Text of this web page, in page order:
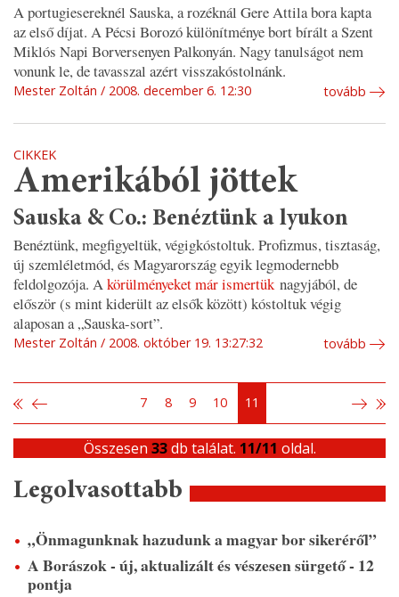
A portugiesereknél Sauska, a rozéknál Gere Attila bora kapta
az első díjat. A Pécsi Borozó különítménye bort bírált a Szent
Miklós Napi Borversenyen Palkonyán. Nagy tanulságot nem
vonunk le, de tavasszal azért visszakóstolnánk.
Mester Zoltán 2008. december 6. 12:30 tovább
CIKKEK
Amerikából jöttek
Sauska & Co.: Benéztünk a lyukon
Benéztünk, megfigyeltük, végigkóstoltuk. Profizmus, tisztaság,
új szemléletmód, és Magyarország egyik legmodernebb
feldolgozója. Akörülményeket már ismertüknagyjából, de
először (s mint kiderült az elsők között) kóstoltuk végig
alaposan a „Sauska-sort”.
Mester Zoltán 2008. október 19. 13:27:32 tovább
7 8 9 10 11
Összesen 33db találat. 11/11 oldal.
Legolvasottabb
„Önmagunknak hazudunk a magyar bor sikeréről”
A Borászok - új, aktualizált és vészesen sürgető - 12
pontja